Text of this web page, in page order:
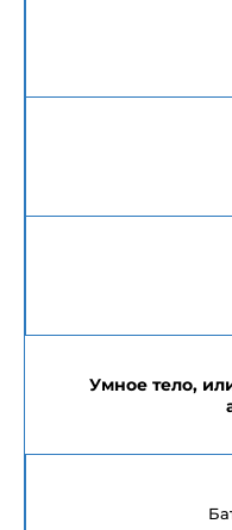
Умное тело,